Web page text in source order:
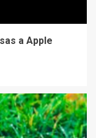
a Apple